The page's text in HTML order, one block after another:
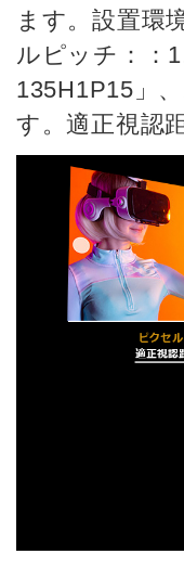
ます。設置環
ルピッチ：：
135H1P15」
す。適正視認